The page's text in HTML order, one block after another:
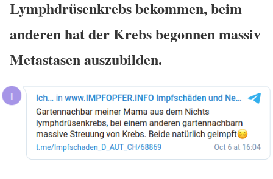
Lymphdrüsenkrebs bekommen, beim
anderen hat der Krebs begonnen massiv
Metastasen auszubilden.